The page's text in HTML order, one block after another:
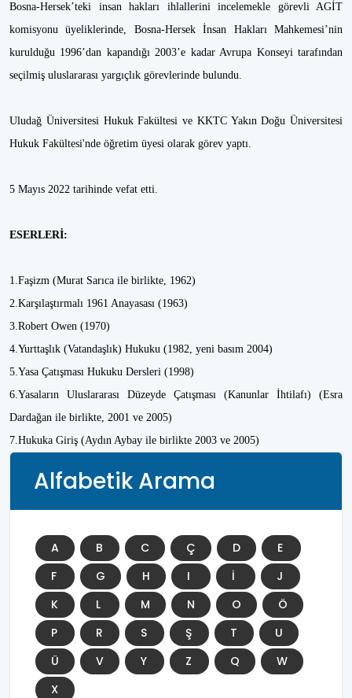
Bosna-Hersek’teki insan hakları ihlallerini incelemekle görevli AGİT
komisyonu üyeliklerinde, Bosna-Hersek İnsan Hakları Mahkemesi’nin
kurulduğu 1996’dan kapandığı 2003’e kadar Avrupa Konseyi tarafından
seçilmiş uluslararası yargıçlık görevlerinde bulundu.
Uludağ Üniversitesi Hukuk Fakültesi ve KKTC Yakın Doğu Üniversitesi
Hukuk Fakültesi'nde öğretim üyesi olarak görev yaptı.
5 Mayıs 2022 tarihinde vefat etti.
ESERLERİ:
1.Faşizm (Murat Sarıca ile birlikte, 1962)
2.Karşılaştırmalı 1961 Anayasası (1963)
3.Robert Owen (1970)
4.Yurttaşlık (Vatandaşlık) Hukuku (1982, yeni basım 2004)
5.Yasa Çatışması Hukuku Dersleri (1998)
6.Yasaların Uluslararası Düzeyde Çatışması (Kanunlar İhtilafı) (Esra
Dardağan ile birlikte, 2001 ve 2005)
7.Hukuka Giriş (Aydın Aybay ile birlikte 2003 ve 2005)
Alfabetik Arama
A B C Ç D
E
F
G H I İ
J
K
L M N O
Ö
P
R S Ş T
U
Ü
V Y Z Q
W
X